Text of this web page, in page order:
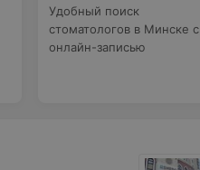
Удобный поиск
стоматологов в Минске с
онлайн-записью